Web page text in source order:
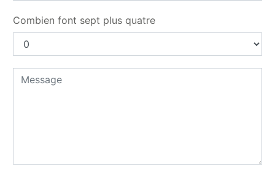
Combien font sept plus quatre